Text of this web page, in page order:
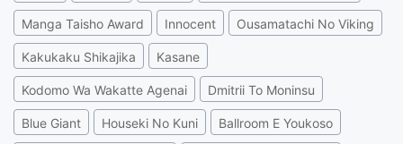
Manga Taisho Award Innocent Ousamatachi No Viking
Kakukaku Shikajika Kasane
Kodomo Wa Wakatte Agenai Dmitrii To Moninsu
Blue Giant Houseki No Kuni Ballroom E Youkoso